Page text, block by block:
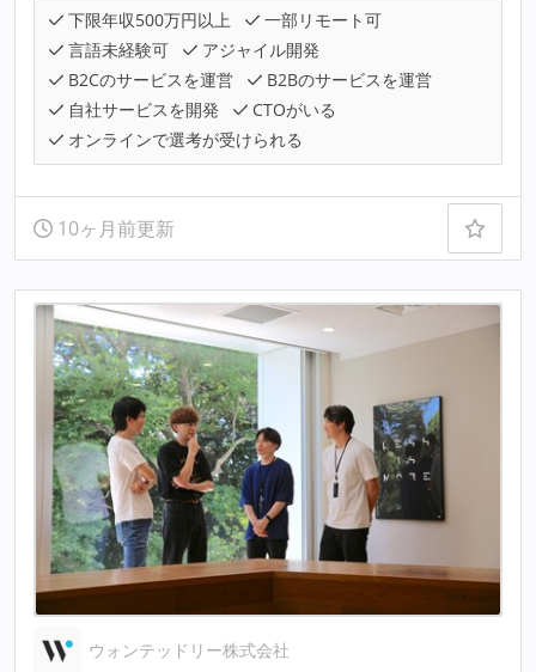
下限年収500万円以上
一部リモート可
言語未経験可
アジャイル開発
B2Cのサービスを運営
B2Bのサービスを運営
自社サービスを開発
CTOがいる
オンラインで選考が受けられる
10ヶ月前更新
ウォンテッドリー株式会社